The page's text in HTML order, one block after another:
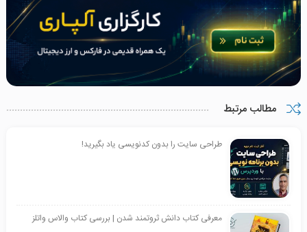
مطالب مرتبط
طراحی سایت را بدون کدنویسی یاد بگیرید!
معرفی کتاب دانش ثروتمند شدن | بررسی کتاب والاس واتلز